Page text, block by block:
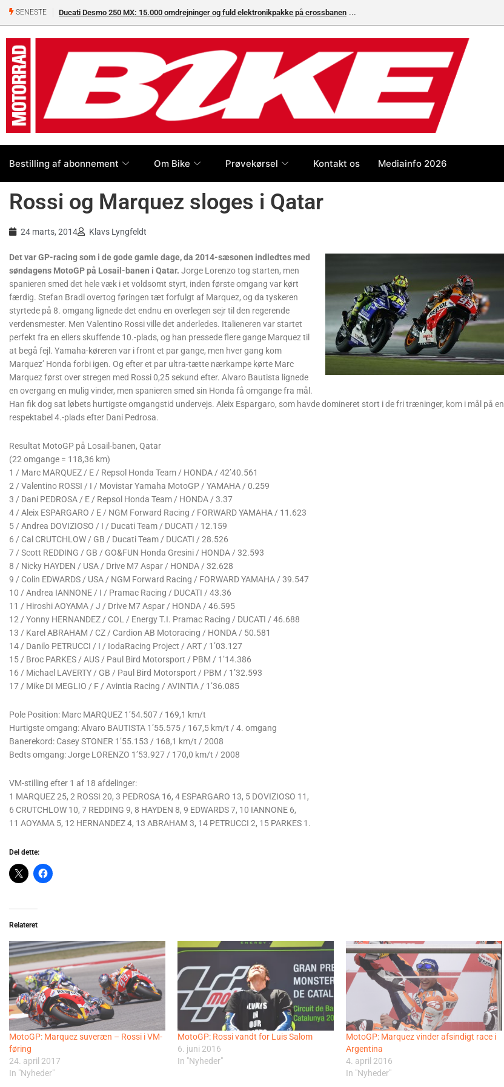
SENESTE Ducati Desmo 250 MX: 15.000 omdrejninger og fuld elektronikpakke på crossbanen
Bestilling af abonnement Om Bike Prøvekørsel Kontakt os Mediainfo 2026
Rossi og Marquez sloges i Qatar
24 marts, 2014 Klavs Lyngfeldt
Det var GP-racing som i de gode gamle dage, da 2014-sæsonen indledtes med
søndagens MotoGP på Losail-banen i Qatar. Jorge Lorenzo tog starten, men
spanieren smed det hele væk i et voldsomt styrt, inden første omgang var kørt
færdig. Stefan Bradl overtog føringen tæt forfulgt af Marquez, og da tyskeren
styrtede på 8. omgang lignede det endnu en overlegen sejr til den regerende
verdensmester. Men Valentino Rossi ville det anderledes. Italieneren var startet
perfekt fra en ellers skuffende 10.-plads, og han pressede flere gange Marquez til
at begå fejl. Yamaha-køreren var i front et par gange, men hver gang kom
Marquez’ Honda forbi igen. Og efter et par ultra-tætte nærkampe kørte Marc
Marquez først over stregen med Rossi 0,25 sekund efter. Alvaro Bautista lignede
en overgang en mulig vinder, men spanieren smed sin Honda få omgange fra mål.
Han fik dog sat løbets hurtigste omgangstid undervejs. Aleix Espargaro, som havde domineret stort i de fri træninger, kom i mål på en
respektabel 4.-plads efter Dani Pedrosa.
Resultat MotoGP på Losail-banen, Qatar
(22 omgange = 118,36 km)
1 / Marc MARQUEZ / E / Repsol Honda Team / HONDA / 42’40.561
2 / Valentino ROSSI / I / Movistar Yamaha MotoGP / YAMAHA / 0.259
3 / Dani PEDROSA / E / Repsol Honda Team / HONDA / 3.37
4 / Aleix ESPARGARO / E / NGM Forward Racing / FORWARD YAMAHA / 11.623
5 / Andrea DOVIZIOSO / I / Ducati Team / DUCATI / 12.159
6 / Cal CRUTCHLOW / GB / Ducati Team / DUCATI / 28.526
7 / Scott REDDING / GB / GO&FUN Honda Gresini / HONDA / 32.593
8 / Nicky HAYDEN / USA / Drive M7 Aspar / HONDA / 32.628
9 / Colin EDWARDS / USA / NGM Forward Racing / FORWARD YAMAHA / 39.547
10 / Andrea IANNONE / I / Pramac Racing / DUCATI / 43.36
11 / Hiroshi AOYAMA / J / Drive M7 Aspar / HONDA / 46.595
12 / Yonny HERNANDEZ / COL / Energy T.I. Pramac Racing / DUCATI / 46.688
13 / Karel ABRAHAM / CZ / Cardion AB Motoracing / HONDA / 50.581
14 / Danilo PETRUCCI / I / IodaRacing Project / ART / 1’03.127
15 / Broc PARKES / AUS / Paul Bird Motorsport / PBM / 1’14.386
16 / Michael LAVERTY / GB / Paul Bird Motorsport / PBM / 1’32.593
17 / Mike DI MEGLIO / F / Avintia Racing / AVINTIA / 1’36.085
Pole Position: Marc MARQUEZ 1’54.507 / 169,1 km/t
Hurtigste omgang: Alvaro BAUTISTA 1’55.575 / 167,5 km/t / 4. omgang
Banerekord: Casey STONER 1’55.153 / 168,1 km/t / 2008
Bedts omgang: Jorge LORENZO 1’53.927 / 170,0 km/t / 2008
VM-stilling efter 1 af 18 afdelinger:
1 MARQUEZ 25, 2 ROSSI 20, 3 PEDROSA 16, 4 ESPARGARO 13, 5 DOVIZIOSO 11,
6 CRUTCHLOW 10, 7 REDDING 9, 8 HAYDEN 8, 9 EDWARDS 7, 10 IANNONE 6,
11 AOYAMA 5, 12 HERNANDEZ 4, 13 ABRAHAM 3, 14 PETRUCCI 2, 15 PARKES 1.
Del dette:
Relateret
MotoGP: Marquez suveræn – Rossi i VM-
føring
24. april 2017
In "Nyheder"
MotoGP: Rossi vandt for Luis Salom
6. juni 2016
In "Nyheder"
MotoGP: Marquez vinder afsindigt race i
Argentina
4. april 2016
In "Nyheder"